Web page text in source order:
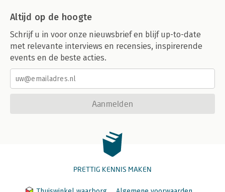
Altijd op de hoogte
Schrijf u in voor onze nieuwsbrief en blijf up-to-date
met relevante interviews en recensies, inspirerende
events en de beste acties.
Aanmelden
PRETTIG KENNIS MAKEN